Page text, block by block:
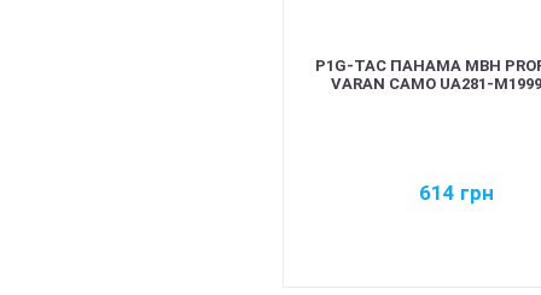
P1G-TAC ПАНАМА MBH
VARAN CAMO UA281-
614 грн